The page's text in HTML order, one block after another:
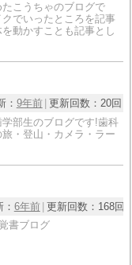
こうちゃのブログで
でいったところを記事
動かすことも記事とし
： 9年前 更新回数： 20回
部生のブログです!歯科
・登山・カメラ・ラー
6年前 更新回数： 168回
書ブログ